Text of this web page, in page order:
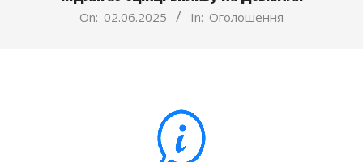
On: 02.06.2025 In: Оголошення